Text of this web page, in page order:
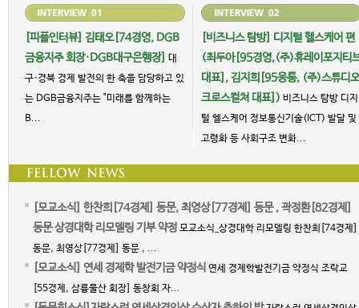
[피플인터뷰] 김태오[74경영, DGB
금융지주 회장·DGB대구은행장] 대
구·경북 경제 발전의 한 축을 담당하고 있
는 DGB금융지주는 "미래를 함께하는
B...
[비즈니스 탐방] 디지털 헬스케어 편
(최두아[95경영,(주)휴레이포지티
대표], 김지희[95응통, (주)스튜디오
크로스컬쳐 대표]) 비즈니스 탐방 디지
털 헬스케어 정보통신기술(ICT) 발달 및
고령화 등 사회구조 변화...
[모교소식] 한찬희[74경제] 동문, 최영상[77경제] 동문 , 곽정환[82경제]
동문 상경대학 리모델링 기부 약정 모교소식_상경대학 리모델링 한찬희[74경제]
동문, 최영상[77경제] 동문 , ...
[모교소식] 연세 경제학 발전기금 약정식 연세 경제학발전기금 약정식 조락교
[55경제, 삼륭물산 회장] 동창회 자...